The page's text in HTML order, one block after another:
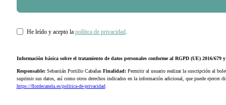
He leído y acepto la política de privacidad.
Información básica sobre el tratamiento de datos personales conforme al RGPD (UE) 2016/679
Responsable:Sebastián Portillo Cabañas Finalidad:Permitir al usuario realizar la suscripción al
suprimir sus datos, así como otros derechos indicados en la información adicional, que puede
https://flordecanela.es/politica-de-privacidad